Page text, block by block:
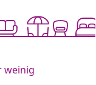
weinig